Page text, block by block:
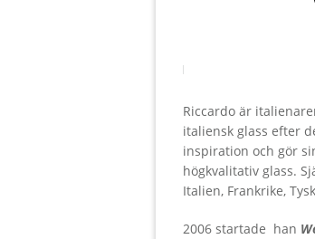
Riccardo är
italiensk glass efter
inspiration och gör
högkvalitativ glass.
Italien, Frankrike,
2006 startade han